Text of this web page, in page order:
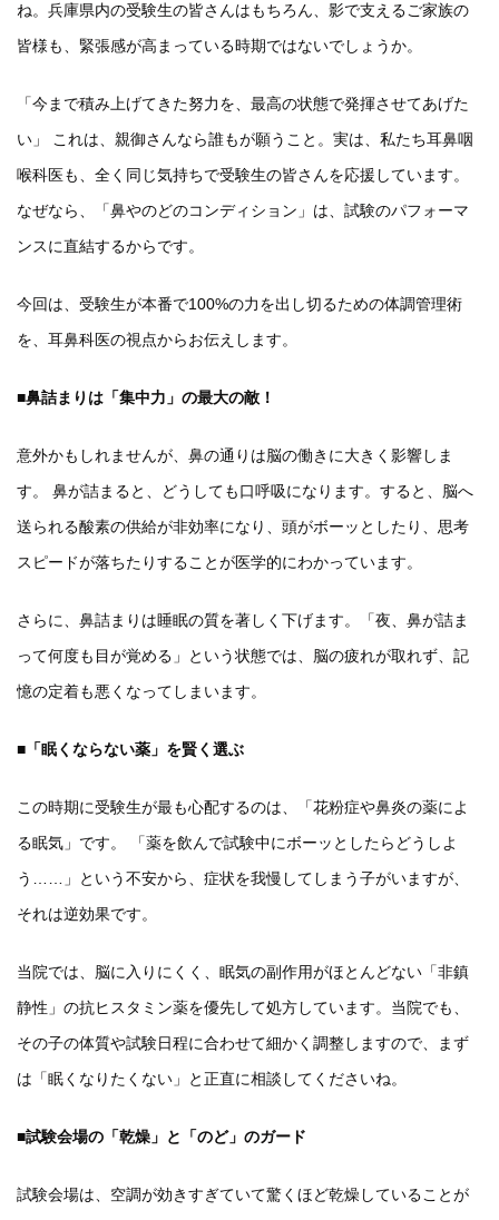
ね。兵庫県内の受験生の皆さんはもちろん、影で支えるご家族の
皆様も、緊張感が高まっている時期ではないでしょうか。
「今まで積み上げてきた努力を、最高の状態で発揮させてあげた
い」 これは、親御さんなら誰もが願うこと。実は、私たち耳鼻咽
喉科医も、全く同じ気持ちで受験生の皆さんを応援しています。
なぜなら、「鼻やのどのコンディション」は、試験のパフォーマ
ンスに直結するからです。
今回は、受験生が本番で100%の力を出し切るための体調管理術
を、耳鼻科医の視点からお伝えします。
■鼻詰まりは「集中力」の最大の敵！
意外かもしれませんが、鼻の通りは脳の働きに大きく影響しま
す。 鼻が詰まると、どうしても口呼吸になります。すると、脳へ
送られる酸素の供給が非効率になり、頭がボーッとしたり、思考
スピードが落ちたりすることが医学的にわかっています。
さらに、鼻詰まりは睡眠の質を著しく下げます。「夜、鼻が詰ま
って何度も目が覚める」という状態では、脳の疲れが取れず、記
憶の定着も悪くなってしまいます。
■「眠くならない薬」を賢く選ぶ
この時期に受験生が最も心配するのは、「花粉症や鼻炎の薬によ
る眠気」です。 「薬を飲んで試験中にボーッとしたらどうしよ
う……」という不安から、症状を我慢してしまう子がいますが、
それは逆効果です。
当院では、脳に入りにくく、眠気の副作用がほとんどない「非鎮
静性」の抗ヒスタミン薬を優先して処方しています。当院でも、
その子の体質や試験日程に合わせて細かく調整しますので、まず
は「眠くなりたくない」と正直に相談してくださいね。
■試験会場の「乾燥」と「のど」のガード
試験会場は、空調が効きすぎていて驚くほど乾燥していることが